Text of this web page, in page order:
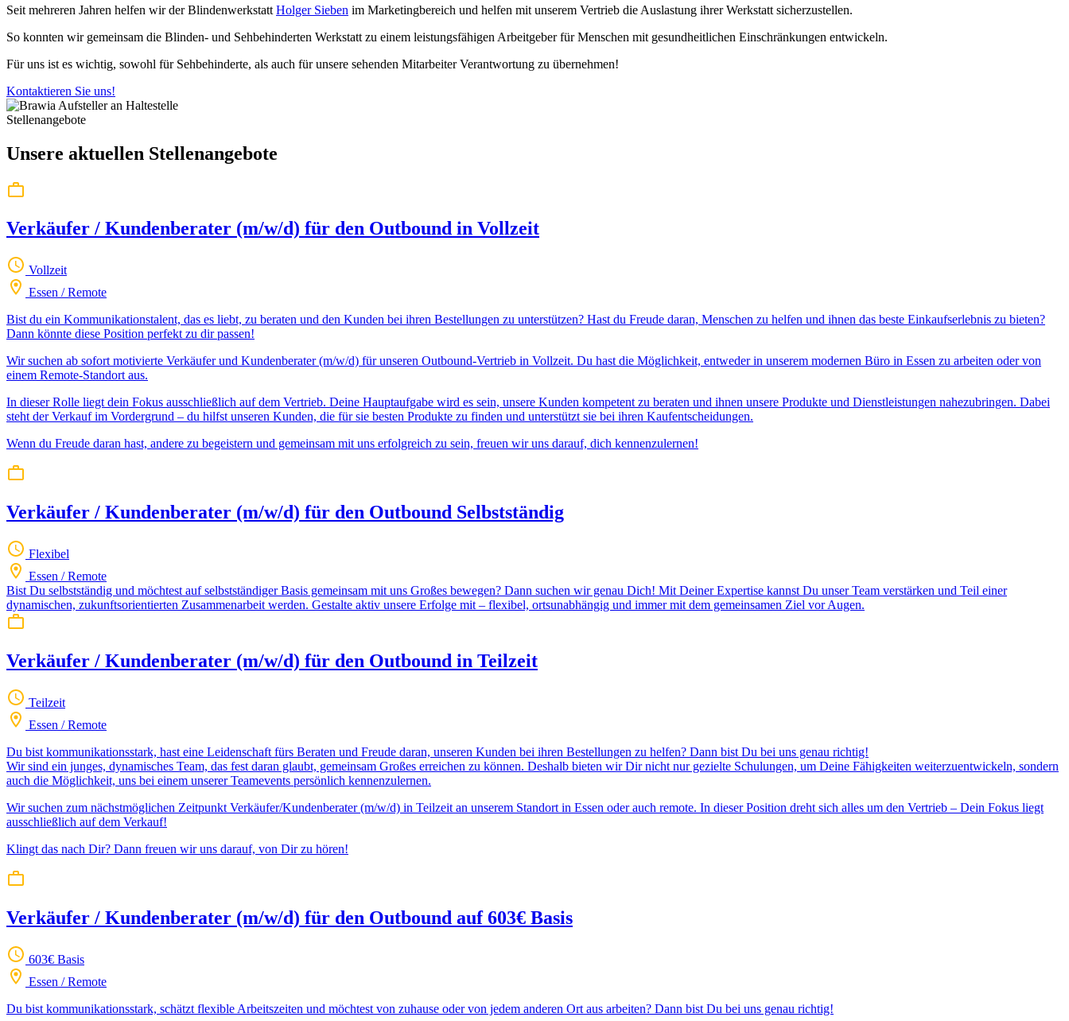
Seit mehreren Jahren helfen wir der Blindenwerkstatt Holger Sieben im Marketingbereich und helfen mit unserem Vertrieb die Auslastung ihrer Werkstatt sicherzustellen.
So konnten wir gemeinsam die Blinden- und Sehbehinderten Werkstatt zu einem leistungsfähigen Arbeitgeber für Menschen mit gesundheitlichen Einschränkungen entwickeln.
Für uns ist es wichtig, sowohl für Sehbehinderte, als auch für unsere sehenden Mitarbeiter Verantwortung zu übernehmen!
Kontaktieren Sie uns!
Stellenangebote
Unsere aktuellen Stellenangebote
Verkäufer / Kundenberater (m/w/d) für den Outbound in Vollzeit
Vollzeit
Essen / Remote
Bist du ein Kommunikationstalent, das es liebt, zu beraten und den Kunden bei ihren Bestellungen zu unterstützen? Hast du Freude daran, Menschen zu helfen und ihnen das beste Einkaufserlebnis zu bieten?
Dann könnte diese Position perfekt zu dir passen!
Wir suchen ab sofort motivierte Verkäufer und Kundenberater (m/w/d) für unseren Outbound-Vertrieb in Vollzeit. Du hast die Möglichkeit, entweder in unserem modernen Büro in Essen zu arbeiten oder von
einem Remote-Standort aus.
In dieser Rolle liegt dein Fokus ausschließlich auf dem Vertrieb. Deine Hauptaufgabe wird es sein, unsere Kunden kompetent zu beraten und ihnen unsere Produkte und Dienstleistungen nahezubringen. Dabei
steht der Verkauf im Vordergrund – du hilfst unseren Kunden, die für sie besten Produkte zu finden und unterstützt sie bei ihren Kaufentscheidungen.
Wenn du Freude daran hast, andere zu begeistern und gemeinsam mit uns erfolgreich zu sein, freuen wir uns darauf, dich kennenzulernen!
Verkäufer / Kundenberater (m/w/d) für den Outbound Selbstständig
Flexibel
Essen / Remote
Bist Du selbstständig und möchtest auf selbstständiger Basis gemeinsam mit uns Großes bewegen? Dann suchen wir genau Dich! Mit Deiner Expertise kannst Du unser Team verstärken und Teil einer
dynamischen, zukunftsorientierten Zusammenarbeit werden. Gestalte aktiv unsere Erfolge mit – flexibel, ortsunabhängig und immer mit dem gemeinsamen Ziel vor Augen.
Verkäufer / Kundenberater (m/w/d) für den Outbound in Teilzeit
Teilzeit
Essen / Remote
Du bist kommunikationsstark, hast eine Leidenschaft fürs Beraten und Freude daran, unseren Kunden bei ihren Bestellungen zu helfen? Dann bist Du bei uns genau richtig!
Wir sind ein junges, dynamisches Team, das fest daran glaubt, gemeinsam Großes erreichen zu können. Deshalb bieten wir Dir nicht nur gezielte Schulungen, um Deine Fähigkeiten weiterzuentwickeln, sondern
auch die Möglichkeit, uns bei einem unserer Teamevents persönlich kennenzulernen.
Wir suchen zum nächstmöglichen Zeitpunkt Verkäufer/Kundenberater (m/w/d) in Teilzeit an unserem Standort in Essen oder auch remote. In dieser Position dreht sich alles um den Vertrieb – Dein Fokus liegt
ausschließlich auf dem Verkauf!
Klingt das nach Dir? Dann freuen wir uns darauf, von Dir zu hören!
Verkäufer / Kundenberater (m/w/d) für den Outbound auf 603€ Basis
603€ Basis
Essen / Remote
Du bist kommunikationsstark, schätzt flexible Arbeitszeiten und möchtest von zuhause oder von jedem anderen Ort aus arbeiten? Dann bist Du bei uns genau richtig!